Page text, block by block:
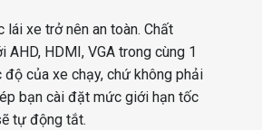
xe trở nên an toàn. Chất
HDMI, VGA trong cùng 1
của xe chạy, chứ không phải
bạn cài đặt mức giới hạn tốc
tự động tắt.